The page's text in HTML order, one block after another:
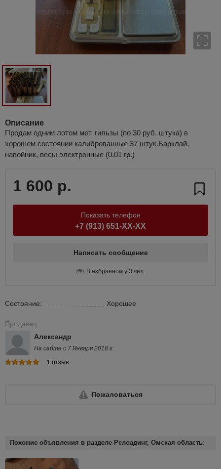
Описание
Продам одним лотом мет. гильзы (по 30 руб. штука) в
хорошем состоянии калиброванные 37 штук.Барклай,
навойник, весы электронные (0,01 гр.)
1 600 р.
Показать телефон
+7 (913) 651-XX-XX
Написать сообщение
В избранном у 3 чел.
Состояние: Хорошее
Продавец:
Александр
На сайте с 7 Января 2018 г.
1 отзыв
Пожаловаться
Похожие объявления в разделе Релоадинг, Омская область: